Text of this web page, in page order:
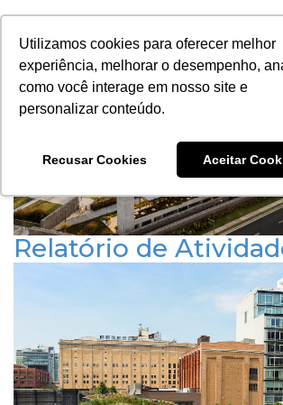
Utilizamos cookies para oferecer melhor
experiência, melhorar o desempenho,
como você interage em nosso site e
personalizar conteúdo.
Recusar Cookies Aceitar
A
PORTAL DO
Relatório de
Publicado em 23 de setembro de 2025